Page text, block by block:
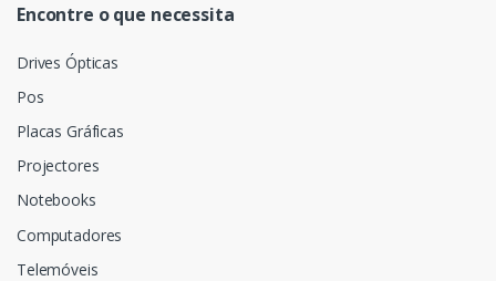
Encontre o que necessita
Drives Ópticas
Pos
Placas Gráficas
Projectores
Notebooks
Computadores
Telemóveis